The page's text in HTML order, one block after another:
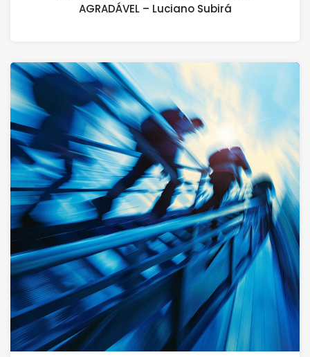
AGRADÁVEL – Luciano Subirá